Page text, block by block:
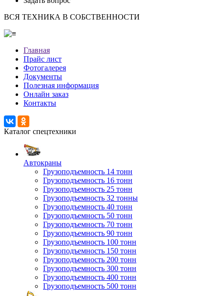
ВСЯ ТЕХНИКА В СОБСТВЕННОСТИ
Главная
Прайс лист
Фотогалерея
Документы
Полезная информация
Онлайн заказ
Контакты
Каталог спецтехники
Автокраны
Грузоподъемность 14 тонн
Грузоподъемность 16 тонн
Грузоподъемность 25 тонн
Грузоподъемность 32 тонны
Грузоподъемность 40 тонн
Грузоподъемность 50 тонн
Грузоподъемность 70 тонн
Грузоподъемность 90 тонн
Грузоподъемность 100 тонн
Грузоподъемность 150 тонн
Грузоподъемность 200 тонн
Грузоподъемность 300 тонн
Грузоподъемность 400 тонн
Грузоподъемность 500 тонн